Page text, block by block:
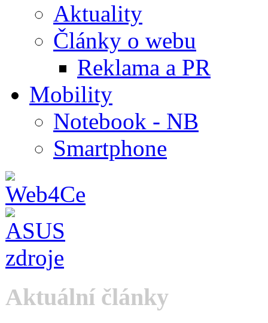
Aktuality
Články o webu
Reklama a PR
Mobility
Notebook - NB
Smartphone
Aktuální články